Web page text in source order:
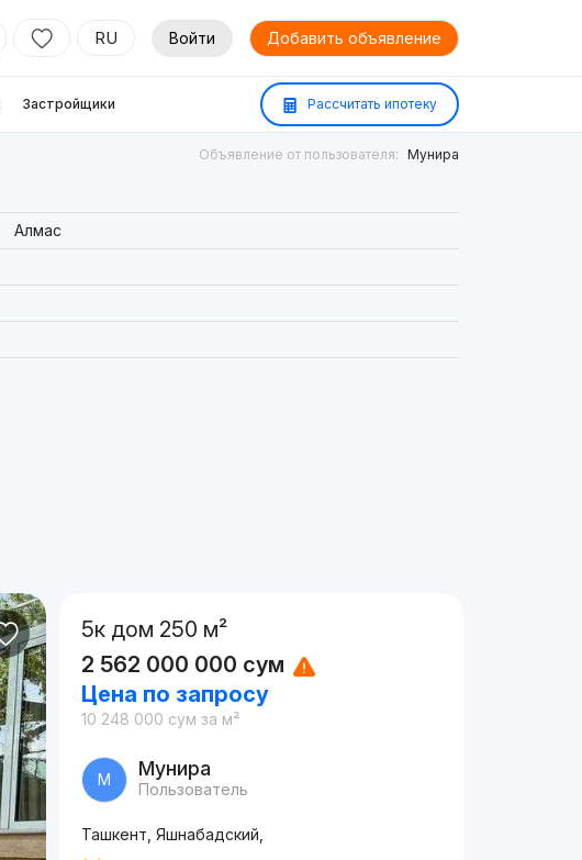
RU Войти Добавить объявление
Застройщики Рассчитать ипотеку
Объявление от пользователя: Мунира
Алмас
5к дом 250 м²
2 562 000 000 сум
Цена по запросу
10 248 000 сум за м²
М Мунира
Пользователь
Ташкент, Яшнабадский,